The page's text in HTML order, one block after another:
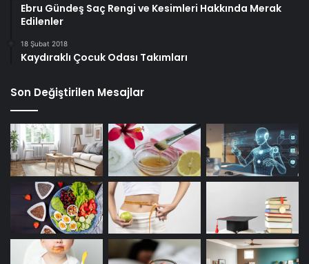
Ebru Gündeş Saç Rengi ve Kesimleri Hakkında Merak
Edilenler
18 Şubat 2018
Kaydıraklı Çocuk Odası Takımları
Son Değiştirilen Mesajlar